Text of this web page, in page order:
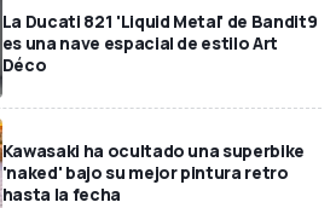
La Ducati 821 'Liquid Metal' de Bandit9
es una nave espacial de estilo Art
Déco
Kawasaki ha ocultado una superbike
'naked' bajo su mejor pintura retro
hasta la fecha